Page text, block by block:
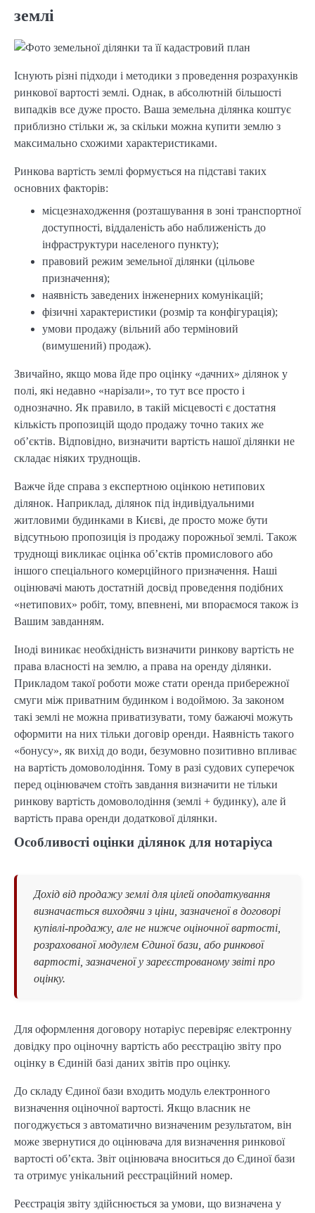
землі
Існують різні підходи і методики з проведення розрахунків
ринкової вартості землі. Однак, в абсолютній більшості
випадків все дуже просто. Ваша земельна ділянка коштує
приблизно стільки ж, за скільки можна купити землю з
максимально схожими характеристиками.
Ринкова вартість землі формується на підставі таких
основних факторів:
місцезнаходження (розташування в зоні транспортної
доступності, віддаленість або наближеність до
інфраструктури населеного пункту);
правовий режим земельної ділянки (цільове
призначення);
наявність заведених інженерних комунікацій;
фізичні характеристики (розмір та конфігурація);
умови продажу (вільний або терміновий
(вимушений) продаж).
Звичайно, якщо мова йде про оцінку «дачних» ділянок у
полі, які недавно «нарізали», то тут все просто і
однозначно. Як правило, в такій місцевості є достатня
кількість пропозицій щодо продажу точно таких же
об’єктів. Відповідно, визначити вартість нашої ділянки не
складає ніяких труднощів.
Важче йде справа з експертною оцінкою нетипових
ділянок. Наприклад, ділянок під індивідуальними
житловими будинками в Києві, де просто може бути
відсутньою пропозиція із продажу порожньої землі. Також
труднощі викликає оцінка об’єктів промислового або
іншого спеціального комерційного призначення. Наші
оцінювачі мають достатній досвід проведення подібних
«нетипових» робіт, тому, впевнені, ми впораємося також із
Вашим завданням.
Іноді виникає необхідність визначити ринкову вартість не
права власності на землю, а права на оренду ділянки.
Прикладом такої роботи може стати оренда прибережної
смуги між приватним будинком і водоймою. За законом
такі землі не можна приватизувати, тому бажаючі можуть
оформити на них тільки договір оренди. Наявність такого
«бонусу», як вихід до води, безумовно позитивно впливає
на вартість домоволодіння. Тому в разі судових суперечок
перед оцінювачем стоїть завдання визначити не тільки
ринкову вартість домоволодіння (землі + будинку), але й
вартість права оренди додаткової ділянки.
Особливості оцінки ділянок для нотаріуса
Дохід від продажу землі для цілей оподаткування
визначається виходячи з ціни, зазначеної в договорі
купівлі-продажу, але не нижче оціночної вартості,
розрахованої модулем Єдиної бази, або ринкової
вартості, зазначеної у зареєстрованому звіті про
оцінку.
Для оформлення договору нотаріус перевіряє електронну
довідку про оціночну вартість або реєстрацію звіту про
оцінку в Єдиній базі даних звітів про оцінку.
До складу Єдиної бази входить модуль електронного
визначення оціночної вартості. Якщо власник не
погоджується з автоматично визначеним результатом, він
може звернутися до оцінювача для визначення ринкової
вартості об’єкта. Звіт оцінювача вноситься до Єдиної бази
та отримує унікальний реєстраційний номер.
Реєстрація звіту здійснюється за умови, що визначена у